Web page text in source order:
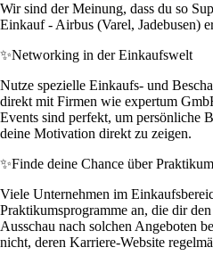
Wir sind der Meinung, dass du so
Einkauf - Airbus (Varel, Jadebusen)
✨Networking in der Einkaufswelt
Nutze spezielle Einkaufs- und
direkt mit Firmen wie expertum
Events sind perfekt, um persönliche
deine Motivation direkt zu zeigen.
✨Finde deine Chance über
Viele Unternehmen im
Praktikumsprogramme an, die dir
Ausschau nach solchen Angeboten
nicht, deren Karriere-Website